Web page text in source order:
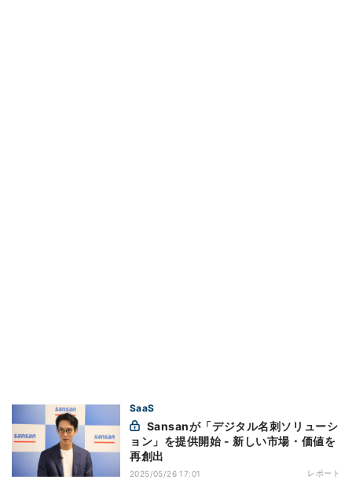
SaaS
ョン」を提供開始 - 新しい市場・価値を
再創出
2025/05/26 17:01 レポート